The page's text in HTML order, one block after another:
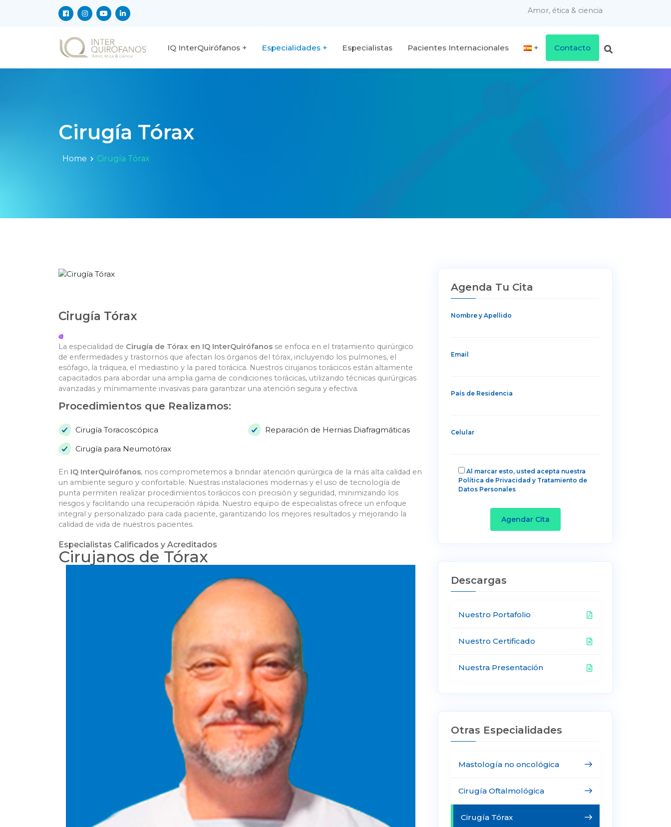
Amor, ética & ciencia
IQ InterQuirófanos Especialidades Especialistas Pacientes Internacionales Contacto
Cirugía Tórax
Home Cirugía Tórax
Cirugía Tórax
La especialidad de Cirugía de Tórax en IQ InterQuirófanos se enfoca en el tratamiento quirúrgico
de enfermedades y trastornos que afectan los órganos del tórax, incluyendo los pulmones, el
esófago, la tráquea, el mediastino y la pared torácica. Nuestros cirujanos torácicos están altamente
capacitados para abordar una amplia gama de condiciones torácicas, utilizando técnicas quirúrgicas
avanzadas y mínimamente invasivas para garantizar una atención segura y efectiva.
Procedimientos que Realizamos:
Cirugía Toracoscópica
Cirugía para Neumotórax
Reparación de Hernias Diafragmáticas
En IQ InterQuirófanos, nos comprometemos a brindar atención quirúrgica de la más alta calidad en
un ambiente seguro y confortable. Nuestras instalaciones modernas y el uso de tecnología de
punta permiten realizar procedimientos torácicos con precisión y seguridad, minimizando los
riesgos y facilitando una recuperación rápida. Nuestro equipo de especialistas ofrece un enfoque
integral y personalizado para cada paciente, garantizando los mejores resultados y mejorando la
calidad de vida de nuestros pacientes.
Especialistas Calificados y Acreditados​
Cirujanos de Tórax
Otras Especialidades
Mastología no oncológica
Cirugía Oftalmológica
Cirugía Tórax
Descargas
Nuestro Portafolio
Nuestro Certificado
Nuestra Presentación
Agenda Tu Cita
Nombre y Apellido
Email
País de Residencia
Celular
Al marcar esto, usted acepta nuestra
Política de Privacidad y Tratamiento de
Datos Personales
Agendar Cita